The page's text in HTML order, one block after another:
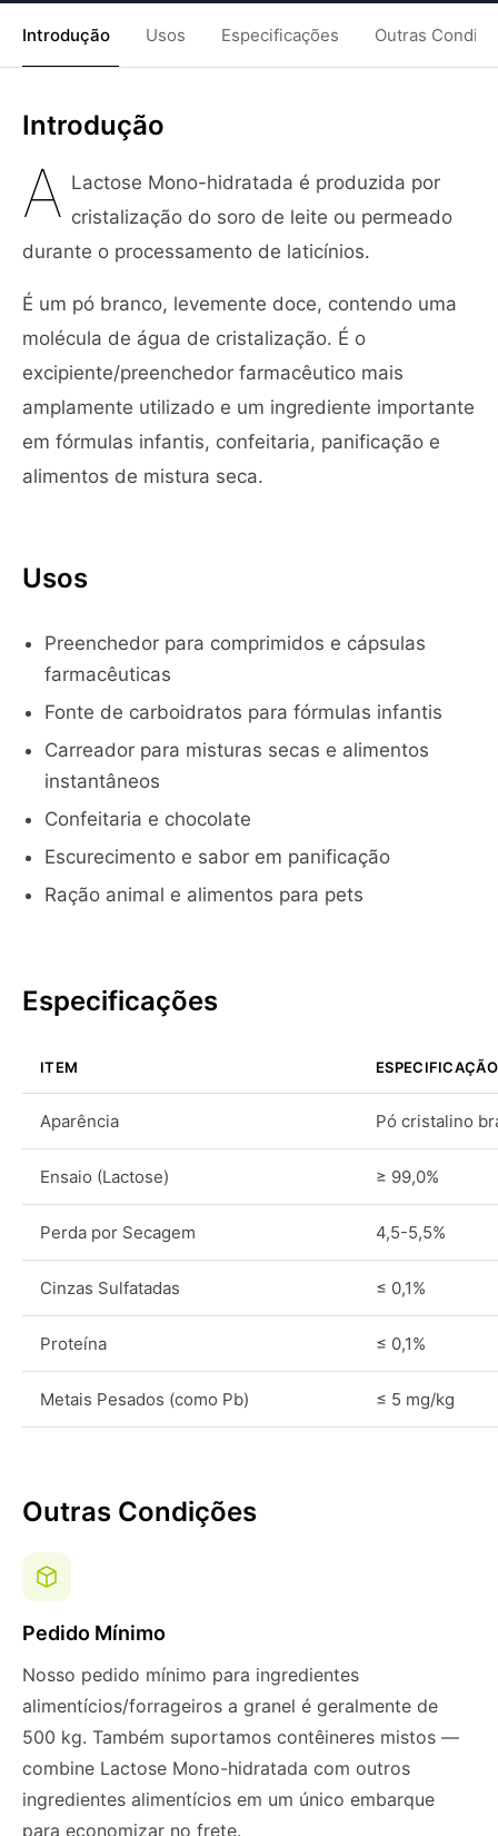
Introdução Usos Especificações Outras
Introdução
A Lactose Mono-hidratada é produzida por
cristalização do soro de leite ou permeado
durante o processamento de laticínios.
É um pó branco, levemente doce, contendo uma
molécula de água de cristalização. É o
excipiente/preenchedor farmacêutico mais
amplamente utilizado e um ingrediente importante
em fórmulas infantis, confeitaria, panificação e
alimentos de mistura seca.
Usos
Preenchedor para comprimidos e cápsulas
farmacêuticas
Fonte de carboidratos para fórmulas infantis
Carreador para misturas secas e alimentos
instantâneos
Confeitaria e chocolate
Escurecimento e sabor em panificação
Ração animal e alimentos para pets
Especificações
ITEM ESPECIFICAÇÃO
Aparência Pó cristalino
Ensaio (Lactose) ≥ 99,0%
Perda por Secagem 4,5-5,5%
Cinzas Sulfatadas ≤ 0,1%
Proteína ≤ 0,1%
Metais Pesados (como Pb) ≤ 5 mg/kg
Outras Condições
Pedido Mínimo
Nosso pedido mínimo para ingredientes
alimentícios/forrageiros a granel é geralmente de
500 kg. Também suportamos contêineres mistos —
combine Lactose Mono-hidratada com outros
ingredientes alimentícios em um único embarque
para economizar no frete.